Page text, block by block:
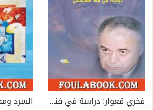
فخري قعوار: دراسة في فنه القصصي